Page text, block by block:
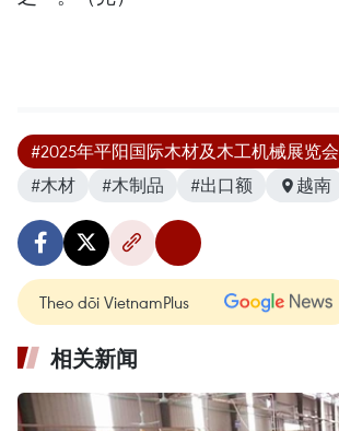
#2025年平阳国际木材及木工机械展览会
#木材
#木制品 #出口额 越南
Theo dõi VietnamPlus
相关新闻